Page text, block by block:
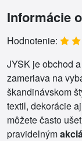
Informácie
Hodnotenie:
JYSK je obchod
zameriava na
škandinávskom
textil, dekorácie
môžete často
pravidelným